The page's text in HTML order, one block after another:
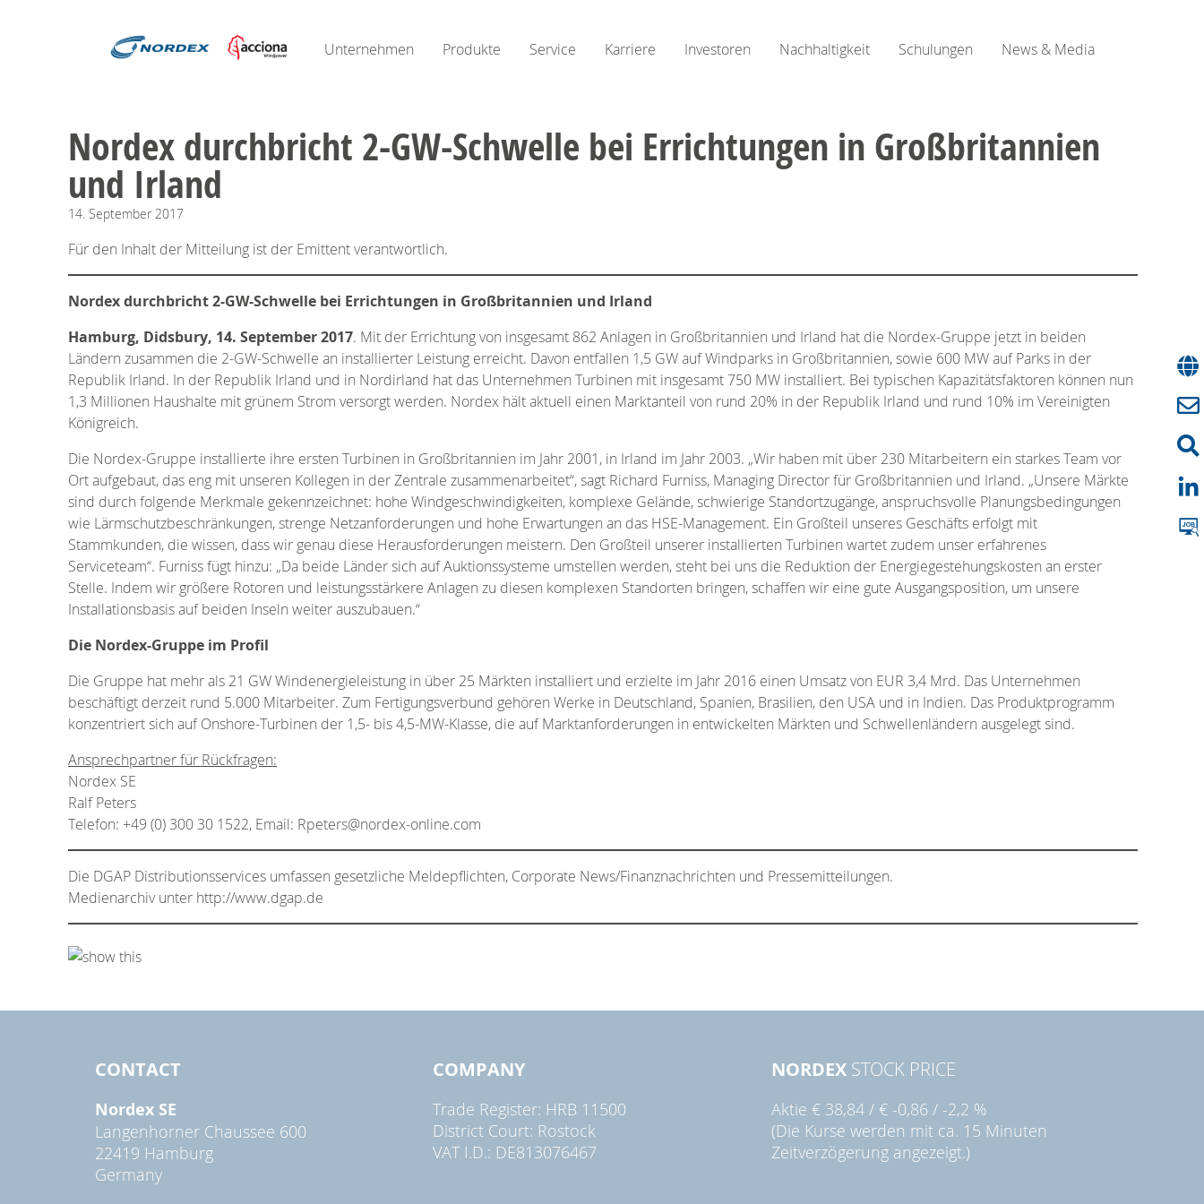
Unternehmen Produkte Service Karriere Investoren Nachhaltigkeit Schulungen News & Media
Nordex durchbricht 2-GW-Schwelle bei Errichtungen in Großbritannien
und Irland
14. September 2017
Für den Inhalt der Mitteilung ist der Emittent verantwortlich.
Nordex durchbricht 2-GW-Schwelle bei Errichtungen in Großbritannien und Irland
Hamburg, Didsbury, 14. September 2017. Mit der Errichtung von insgesamt 862 Anlagen in Großbritannien und Irland hat die Nordex-Gruppe jetzt in beiden
Ländern zusammen die 2-GW-Schwelle an installierter Leistung erreicht. Davon entfallen 1,5 GW auf Windparks in Großbritannien, sowie 600 MW auf Parks in der
Republik Irland. In der Republik Irland und in Nordirland hat das Unternehmen Turbinen mit insgesamt 750 MW installiert. Bei typischen Kapazitätsfaktoren können nun
1,3 Millionen Haushalte mit grünem Strom versorgt werden. Nordex hält aktuell einen Marktanteil von rund 20% in der Republik Irland und rund 10% im Vereinigten
Königreich.
Die Nordex-Gruppe installierte ihre ersten Turbinen in Großbritannien im Jahr 2001, in Irland im Jahr 2003. „Wir haben mit über 230 Mitarbeitern ein starkes Team vor
Ort aufgebaut, das eng mit unseren Kollegen in der Zentrale zusammenarbeitet“, sagt Richard Furniss, Managing Director für Großbritannien und Irland. „Unsere Märkte
sind durch folgende Merkmale gekennzeichnet: hohe Windgeschwindigkeiten, komplexe Gelände, schwierige Standortzugänge, anspruchsvolle Planungsbedingungen
wie Lärmschutzbeschränkungen, strenge Netzanforderungen und hohe Erwartungen an das HSE-Management. Ein Großteil unseres Geschäfts erfolgt mit
Stammkunden, die wissen, dass wir genau diese Herausforderungen meistern. Den Großteil unserer installierten Turbinen wartet zudem unser erfahrenes
Serviceteam“. Furniss fügt hinzu: „Da beide Länder sich auf Auktionssysteme umstellen werden, steht bei uns die Reduktion der Energiegestehungskosten an erster
Stelle. Indem wir größere Rotoren und leistungsstärkere Anlagen zu diesen komplexen Standorten bringen, schaffen wir eine gute Ausgangsposition, um unsere
Installationsbasis auf beiden Inseln weiter auszubauen.“
Die Nordex-Gruppe im Profil
Die Gruppe hat mehr als 21 GW Windenergieleistung in über 25 Märkten installiert und erzielte im Jahr 2016 einen Umsatz von EUR 3,4 Mrd. Das Unternehmen
beschäftigt derzeit rund 5.000 Mitarbeiter. Zum Fertigungsverbund gehören Werke in Deutschland, Spanien, Brasilien, den USA und in Indien. Das Produktprogramm
konzentriert sich auf Onshore-Turbinen der 1,5- bis 4,5-MW-Klasse, die auf Marktanforderungen in entwickelten Märkten und Schwellenländern ausgelegt sind.
Ansprechpartner für Rückfragen:
Nordex SE
Ralf Peters
Telefon: +49 (0) 300 30 1522, Email: Rpeters@nordex-online.com
Die DGAP Distributionsservices umfassen gesetzliche Meldepflichten, Corporate News/Finanznachrichten und Pressemitteilungen.
Medienarchiv unter http://www.dgap.de
CONTACT
Nordex SE
Langenhorner Chaussee 600
22419 Hamburg
Germany
COMPANY
Trade Register: HRB 11500
District Court: Rostock
VAT I.D.: DE813076467
NORDEXSTOCK PRICE
Aktie € 38,84/ € -0,86 / -2,2 %
(Die Kurse werden mit ca. 15 Minuten
Zeitverzögerung angezeigt.)